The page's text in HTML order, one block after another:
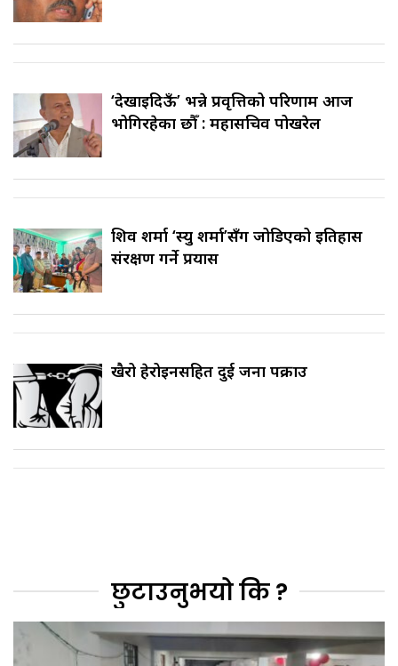
‘देखाइदिऊँ’ भन्ने प्रवृत्तिको परिणाम आज
भोगिरहेका छौँ : महासचिव पोखरेल
शिव शर्मा ‘स्यु शर्मा’सँग जोडिएको इतिहास
संरक्षण गर्ने प्रयास
खैरो हेरोइनसहित दुई जना पक्राउ
छुटाउनुभयो कि ?